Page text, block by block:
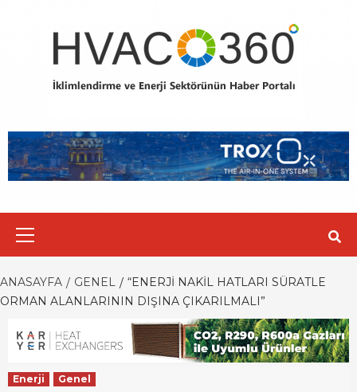
ANASAYFA GENEL
“ENERJI NAKIL HATLARI SÜRATLE
ORMAN ALANLARININ DIŞINA ÇIKARILMALI”
Enerji Genel